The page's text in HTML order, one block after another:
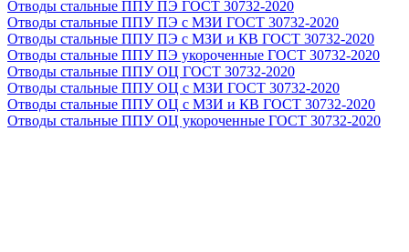
Отводы стальные ППУ ПЭ ГОСТ 30732-2020
Отводы стальные ППУ ПЭ с МЗИ ГОСТ 30732-2020
Отводы стальные ППУ ПЭ с МЗИ и КВ ГОСТ 30732-2020
Отводы стальные ППУ ПЭ укороченные ГОСТ 30732-2020
Отводы стальные ППУ ОЦ ГОСТ 30732-2020
Отводы стальные ППУ ОЦ с МЗИ ГОСТ 30732-2020
Отводы стальные ППУ ОЦ с МЗИ и КВ ГОСТ 30732-2020
Отводы стальные ППУ ОЦ укороченные ГОСТ 30732-2020